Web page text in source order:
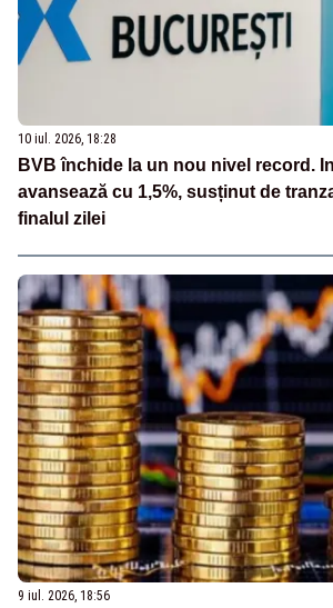
10 iul. 2026, 18:28
BVB închide la un nou nivel record.
avansează cu 1,5%, susținut de
finalul zilei
9 iul. 2026, 18:56